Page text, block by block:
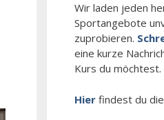
Wir laden jeden
Sport­angebote
zuprobieren.
eine kurze
Kurs du möchtest.
Hier findest du